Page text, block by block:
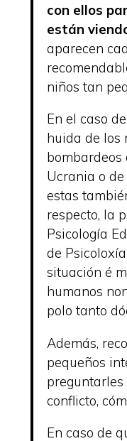
con ellos
están
aparecen
niños tan
En el caso
huida de los
bombardeos
Ucrania o
estas
respecto, la
Psicología
de
situación é
humanos
polo tanto
Además,
pequeños
conflicto,
En caso de